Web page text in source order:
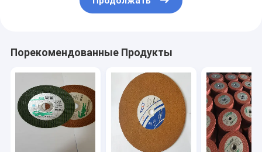
Порекомендованные Продукты